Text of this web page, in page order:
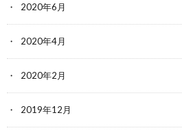
2020年6月
2020年4月
2020年2月
2019年12月